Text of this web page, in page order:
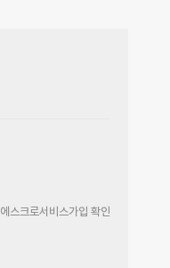
에스크로서비스가입 확인